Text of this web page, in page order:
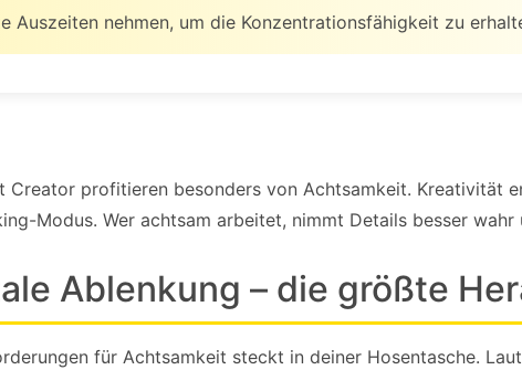
Auszeiten nehmen, um die Konzentrationsfähigkeit zu
profitieren besonders von Achtsamkeit. Kreativität
Modus. Wer achtsam arbeitet, nimmt Details besser
Ablenkung – die größte
für Achtsamkeit steckt in deiner Hosentasche.